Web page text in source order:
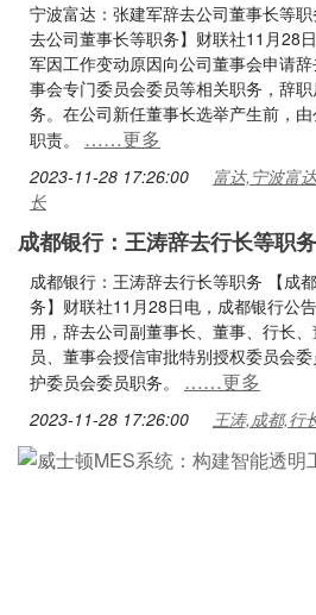
宁波富达：张建军辞去公司董事长等
去公司董事长等职务】财联社11月28
军因工作变动原因向公司董事会申请
事会专门委员会委员等相关职务，辞
务。在公司新任董事长选举产生前，
职责。 ……更多
2023-11-28 17:26:00
富达,宁波富
长
成都银行：王涛辞去行长等职务
成都银行：王涛辞去行长等职务 【成
务】财联社11月28日电，成都银行公
用，辞去公司副董事长、董事、行长
员、董事会授信审批特别授权委员会
护委员会委员职务。 ……更多
2023-11-28 17:26:00 王涛,成都,行